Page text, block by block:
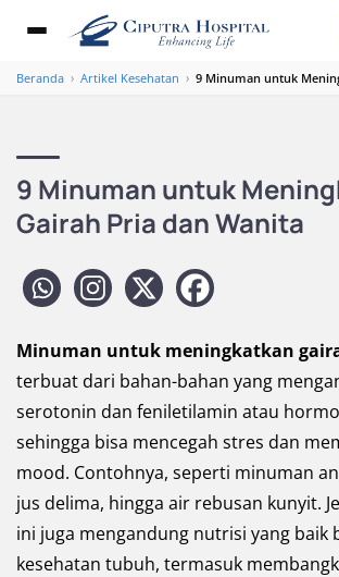
Beranda › Artikel Kesehatan › 9 Minuman untuk
9 Minuman untuk
Gairah Pria dan Wanita
Minuman untuk meningkatkan
terbuat dari bahan-bahan yang
serotonin dan feniletilamin atau
sehingga bisa mencegah stres dan
mood. Contohnya, seperti minuman
jus delima, hingga air rebusan kunyit.
ini juga mengandung nutrisi yang baik
kesehatan tubuh, termasuk